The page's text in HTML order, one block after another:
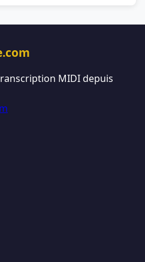
MIDI depuis